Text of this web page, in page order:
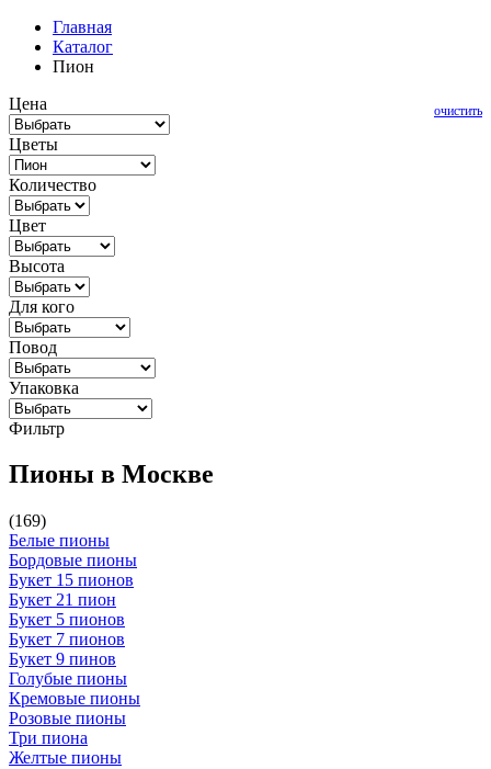
Главная
Каталог
Пион
очистить
Цена
Цветы
Количество
Цвет
Высота
Для кого
Повод
Упаковка
Фильтр
Пионы в Москве
(169)
Белые пионы
Бордовые пионы
Букет 15 пионов
Букет 21 пион
Букет 5 пионов
Букет 7 пионов
Букет 9 пинов
Голубые пионы
Кремовые пионы
Розовые пионы
Три пиона
Желтые пионы